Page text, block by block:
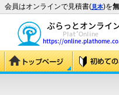
会員はオンラインで見積書(見本)を